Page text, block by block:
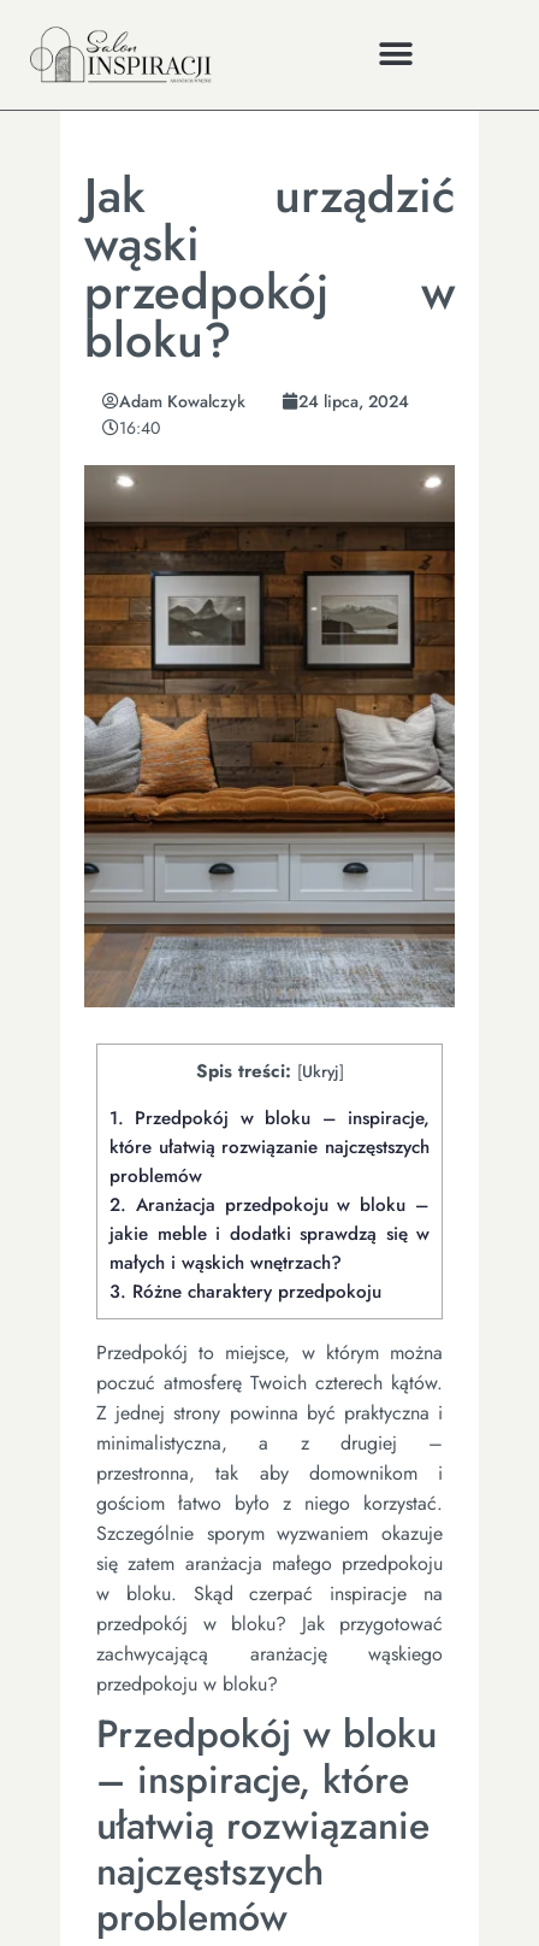
Jak urządzić
wąski
przedpokój w
bloku?
Adam Kowalczyk
24 lipca, 2024
16:40
Spis treści: [Ukryj]
1. Przedpokój w bloku – inspiracje,
które ułatwią rozwiązanie najczęstszych
problemów
2. Aranżacja przedpokoju w bloku –
jakie meble i dodatki sprawdzą się w
małych i wąskich wnętrzach?
3. Różne charaktery przedpokoju
Przedpokój to miejsce, w którym można
poczuć atmosferę Twoich czterech kątów.
Z jednej strony powinna być praktyczna i
minimalistyczna, a z drugiej –
przestronna, tak aby domownikom i
gościom łatwo było z niego korzystać.
Szczególnie sporym wyzwaniem okazuje
się zatem aranżacja małego przedpokoju
w bloku. Skąd czerpać inspiracje na
przedpokój w bloku? Jak przygotować
zachwycającą aranżację wąskiego
przedpokoju w bloku?
Przedpokój w bloku
– inspiracje, które
ułatwią rozwiązanie
najczęstszych
problemów